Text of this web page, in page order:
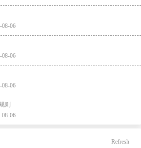
08-06
08-06
08-06
则
08-06
Refresh